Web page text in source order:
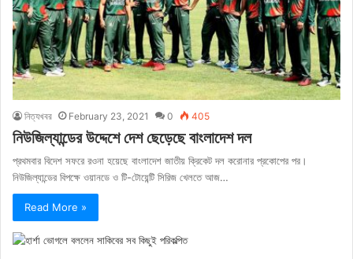
নিত্যখবর February 23, 2021 0 405
নিউজিল্যান্ডের উদ্দেশে দেশ ছেড়েছে বাংলাদেশ দল
প্রথমবার বিদেশ সফরে রওনা হয়েছে বাংলাদেশ জাতীয় ক্রিকেট দল করোনার প্রকোপের পর।
নিউজিল্যান্ডের বিপক্ষে ওয়ানডে ও টি-টোয়েন্টি সিরিজ খেলতে আজ…
Read More »